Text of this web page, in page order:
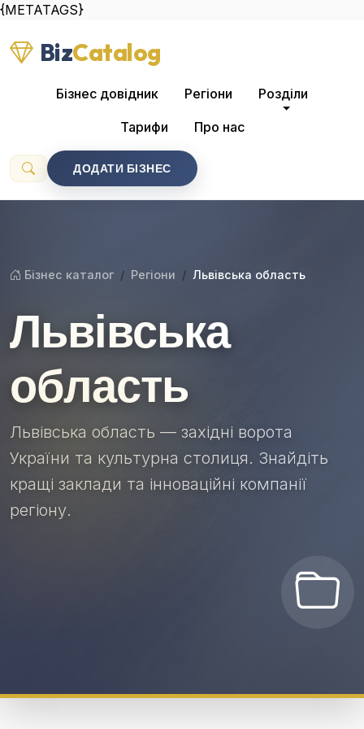
{METATAGS}
BizCatalog
Бізнес довідник Регіони Розділи
Тарифи Про нас
ДОДАТИ БІЗНЕС
Бізнес каталог Регіони Львівська область
Львівська
область
Львівська область — західні ворота
України та культурна столиця. Знайдіть
кращі заклади та інноваційні компанії
регіону.